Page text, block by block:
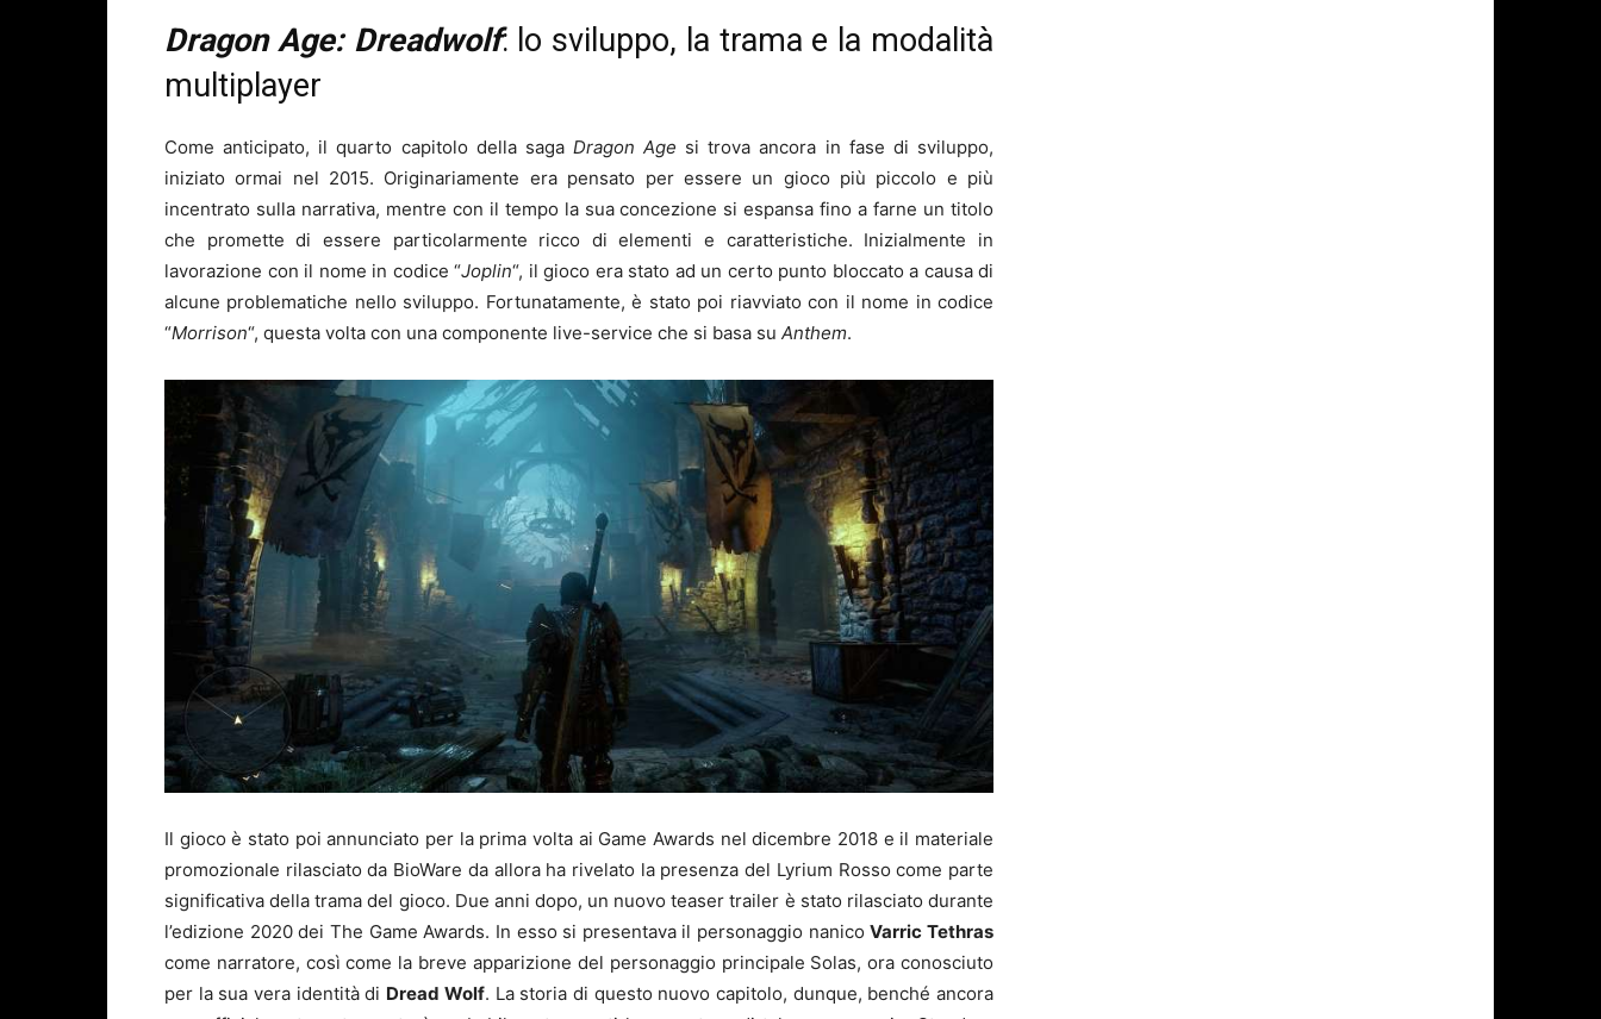
Dragon Age: Dreadwolf: lo sviluppo, la trama e la modalità
multiplayer
Come anticipato, il quarto capitolo della saga Dragon Age si trova ancora in fase di sviluppo,
iniziato ormai nel 2015. Originariamente era pensato per essere un gioco più piccolo e più
incentrato sulla narrativa, mentre con il tempo la sua concezione si espansa fino a farne un titolo
che promette di essere particolarmente ricco di elementi e caratteristiche. Inizialmente in
lavorazione con il nome in codice “Joplin“, il gioco era stato ad un certo punto bloccato a causa di
alcune problematiche nello sviluppo. Fortunatamente, è stato poi riavviato con il nome in codice
“Morrison“, questa volta con una componente live-service che si basa su Anthem.
Il gioco è stato poi annunciato per la prima volta ai Game Awards nel dicembre 2018 e il materiale
promozionale rilasciato da BioWare da allora ha rivelato la presenza del Lyrium Rosso come parte
significativa della trama del gioco. Due anni dopo, un nuovo teaser trailer è stato rilasciato durante
l’edizione 2020 dei The Game Awards. In esso si presentava il personaggio nanicoVarric Tethras
come narratore, così come la breve apparizione del personaggio principale Solas, ora conosciuto
per la sua vera identità di Dread Wolf. La storia di questo nuovo capitolo, dunque, benché ancora